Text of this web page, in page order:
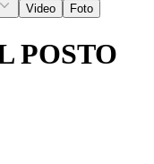
Video Foto
POSTO